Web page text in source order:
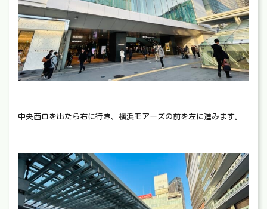
中央西口を出たら右に行き、横浜モアーズの前を左に進みます。